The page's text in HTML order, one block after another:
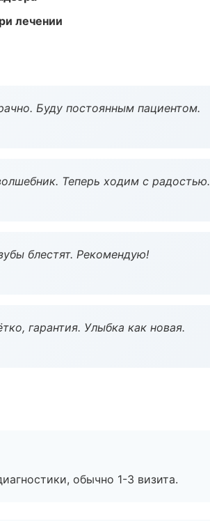
лечении
Буду постоянным пациентом.
Теперь ходим с радостью.
блестят. Рекомендую!
гарантия. Улыбка как новая.
обычно 1-3 визита.